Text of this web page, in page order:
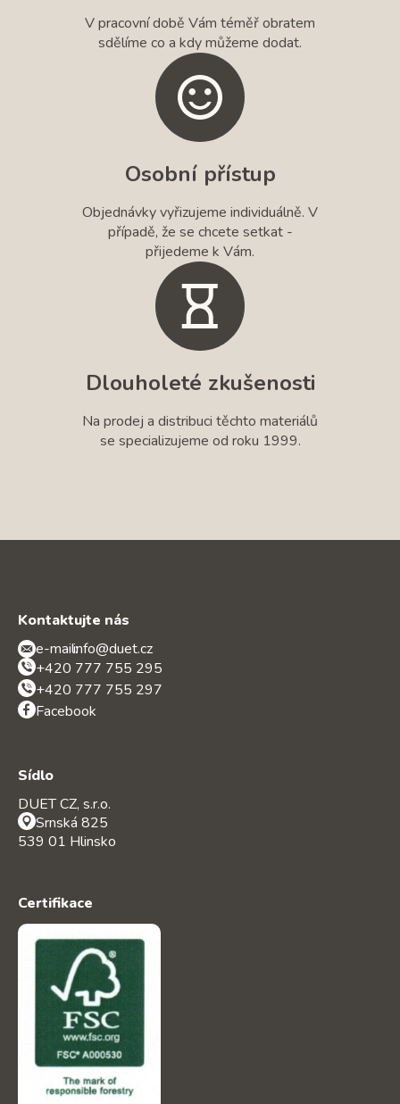
V pracovní době Vám téměř obratem
sdělíme co a kdy můžeme dodat.
Osobní přístup
Objednávky vyřizujeme individuálně. V
případě, že se chcete setkat -
přijedeme k Vám.
Dlouholeté zkušenosti
Na prodej a distribuci těchto materiálů
se specializujeme od roku 1999.
Kontaktujte nás
e-mail:info@duet.cz
+420 777 755 295
+420 777 755 297
Facebook
Sídlo
DUET CZ, s.r.o.
Srnská 825
539 01 Hlinsko
Certifikace